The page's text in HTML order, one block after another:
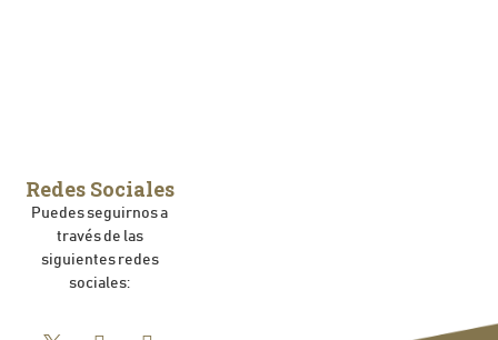
Redes Sociales
Puedes seguirnos a
través de las
siguientes redes
sociales: